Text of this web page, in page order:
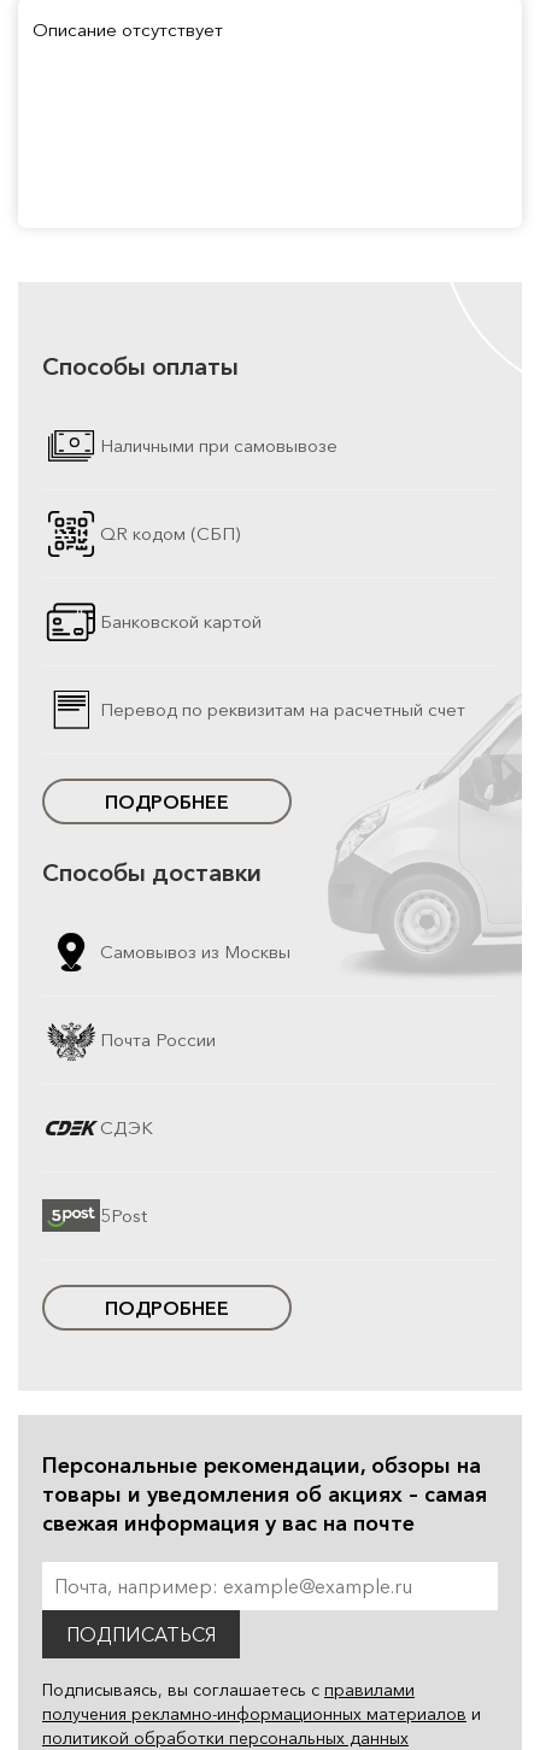
Описание отсутствует
Способы оплаты
Наличными при самовывозе
QR кодом (СБП)
Банковской картой
Перевод по реквизитам на расчетный счет
ПОДРОБНЕЕ
Способы доставки
Самовывоз из Москвы
Почта России
СДЭК
5Post
ПОДРОБНЕЕ
Персональные рекомендации, обзоры на
товары и уведомления об акциях – самая
свежая информация у вас на почте
ПОДПИСАТЬСЯ
Подписываясь, вы соглашаетесь с правилами
получения рекламно-информационных материалов и
политикой обработки персональных данных